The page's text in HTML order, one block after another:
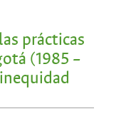
prácticas
(1985 –